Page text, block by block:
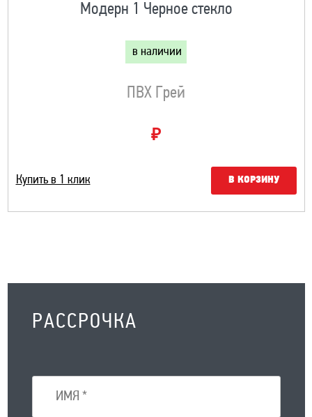
Модерн 1 Черное стекло
в наличии
ПВХ Грей
₽
Купить в 1 клик В КОРЗИНУ
РАССРОЧКА